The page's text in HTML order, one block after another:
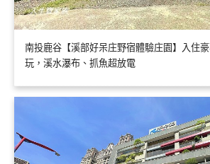
南投鹿谷【溪部好呆庄野宿體驗庄園】入住
玩，溪水瀑布、抓魚超放電